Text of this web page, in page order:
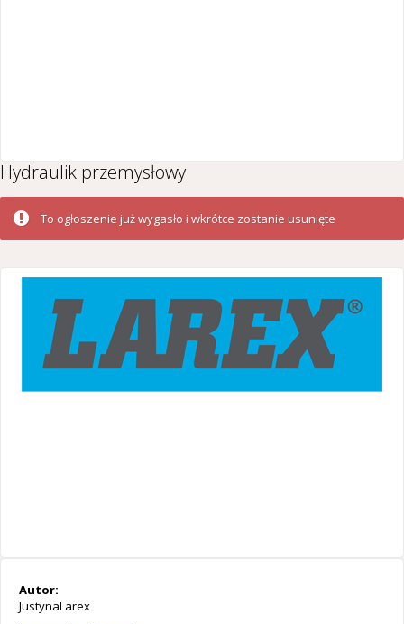
Hydraulik przemysłowy
To ogłoszenie już wygasło i wkrótce zostanie usunięte
Autor:
JustynaLarex